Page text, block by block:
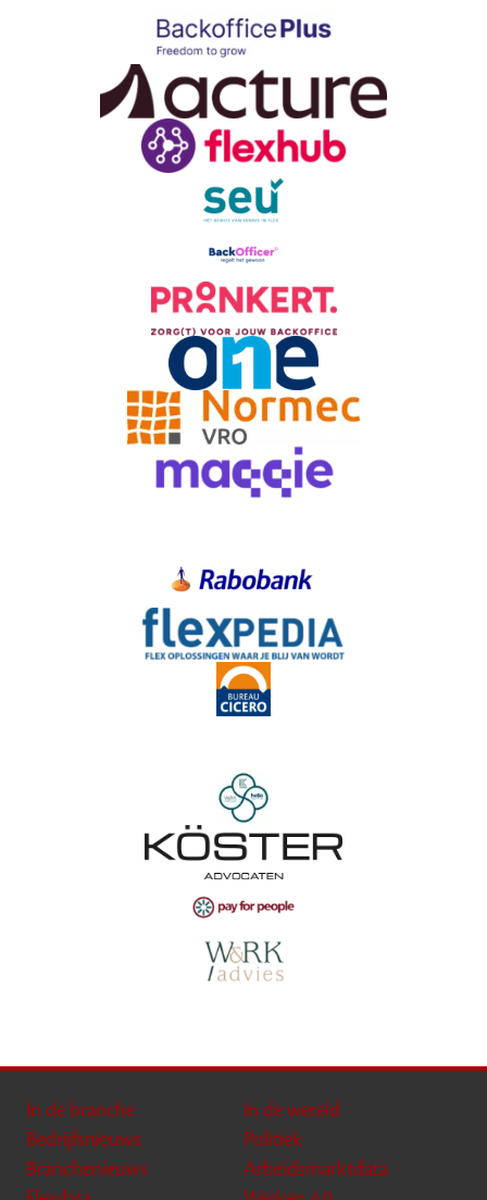
In de branche
Bedrijfsnieuws
Branchenieuws
In de wereld
Politiek
Arbeidsmarktdata